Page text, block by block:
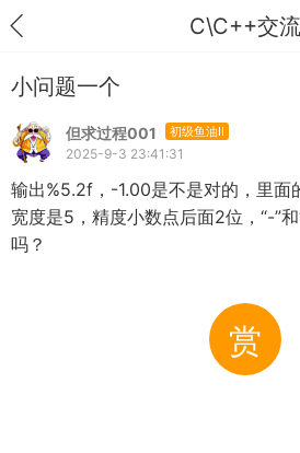
C\C++交流
小问题一个
但求过程001 初级鱼油II
2025-9-3 23:41:31
输出%5.2f，-1.00是不是对的，里面
宽度是5，精度小数点后面2位，“-”
吗？
赏